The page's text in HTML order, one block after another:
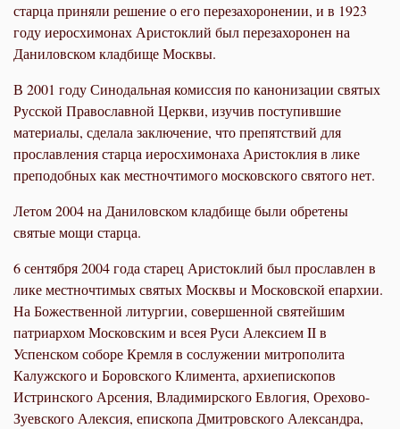
старца приняли решение о его перезахоронении, и в 1923
году иеросхимонах Аристоклий был перезахоронен на
Даниловском кладбище Москвы.
В 2001 году Синодальная комиссия по канонизации святых
Русской Православной Церкви, изучив поступившие
материалы, сделала заключение, что препятствий для
прославления старца иеросхимонаха Аристоклия в лике
преподобных как местночтимого московского святого нет.
Летом 2004 на Даниловском кладбище были обретены
святые мощи старца.
6 сентября 2004 года старец Аристоклий был прославлен в
лике местночтимых святых Москвы и Московской епархии.
На Божественной литургии, совершенной святейшим
патриархом Московским и всея Руси Алексием II в
Успенском соборе Кремля в сослужении митрополита
Калужского и Боровского Климента, архиепископов
Истринского Арсения, Владимирского Евлогия, Орехово-
Зуевского Алексия, епископа Дмитровского Александра,